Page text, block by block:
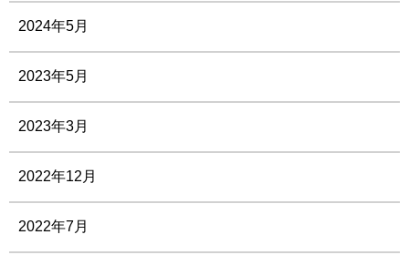
2024年5月
2023年5月
2023年3月
2022年12月
2022年7月